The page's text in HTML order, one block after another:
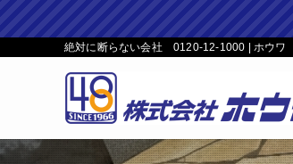
絶対に断らない会社 0120-12-1000 | ホウワ